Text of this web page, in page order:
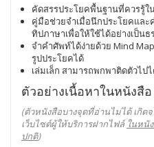
คัดสรรประโยคพื้นฐานที่ควรรู้
คู่มือช่วยจำเมื่อนึกประโยคแล
ทิปภาษาเพื่อให้ใช้ได้อย่างเป็น
จำคำศัพท์ได้ง่ายด้วย Mind
รูปประโยคได้
เล่มเล็ก สามารถพกพาติดตัวไป
ตัวอย่างเนื้อหาในหนังสือ
(ตัวหนังสือบางจุดที่อ่านไม่ได้ เกิด
เว็บไซต์ผู้ให้บริการฝากไฟล์ ในหนั
ปกติ)